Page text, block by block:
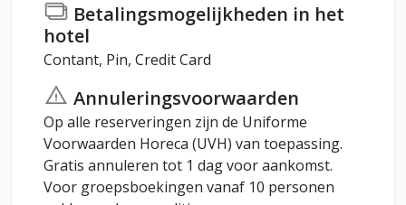
Betalingsmogelijkheden in het
hotel
Contant, Pin, Credit Card
Annuleringsvoorwaarden
Op alle reserveringen zijn de Uniforme
Voorwaarden Horeca (UVH) van toepassing.
Gratis annuleren tot 1 dag voor aankomst.
Voor groepsboekingen vanaf 10 personen